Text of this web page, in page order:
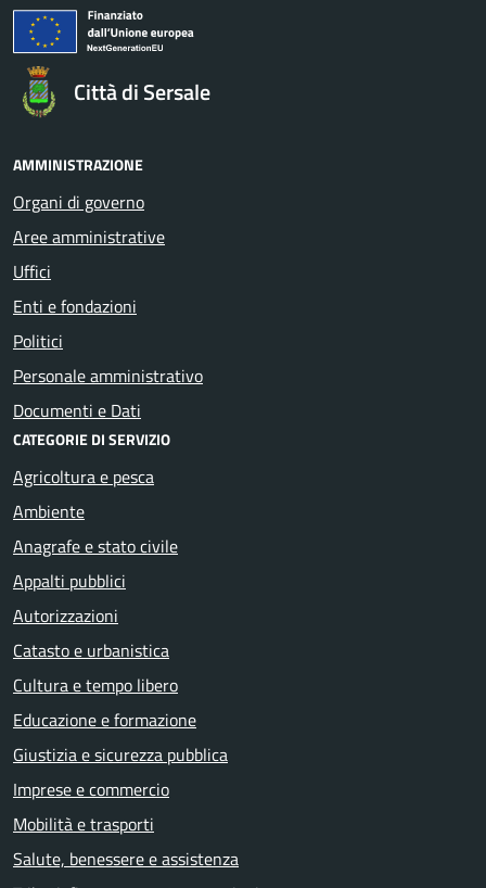
Città di Sersale
AMMINISTRAZIONE
Organi di governo
Aree amministrative
Uffici
Enti e fondazioni
Politici
Personale amministrativo
Documenti e Dati
CATEGORIE DI SERVIZIO
Agricoltura e pesca
Ambiente
Anagrafe e stato civile
Appalti pubblici
Autorizzazioni
Catasto e urbanistica
Cultura e tempo libero
Educazione e formazione
Giustizia e sicurezza pubblica
Imprese e commercio
Mobilità e trasporti
Salute, benessere e assistenza